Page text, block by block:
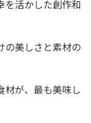
を活かした創作和
の美しさと素材の
材が、最も美味し